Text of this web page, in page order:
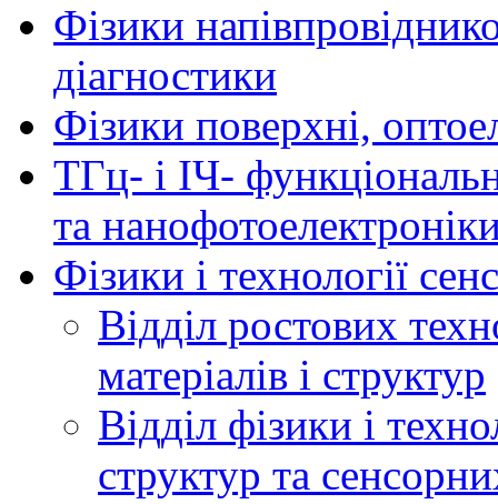
Фізики
діагностики
Фізики поверхні,
ТГц- і ІЧ-
та
Фізики і технології
Відділ ростових
матеріалів і структур
Відділ фізики і
структур та